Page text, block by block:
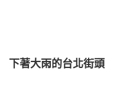
下著大雨的台北街頭